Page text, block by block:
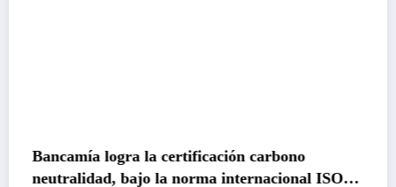
Bancamía logra la certificación carbono
neutralidad, bajo la norma internacional ISO